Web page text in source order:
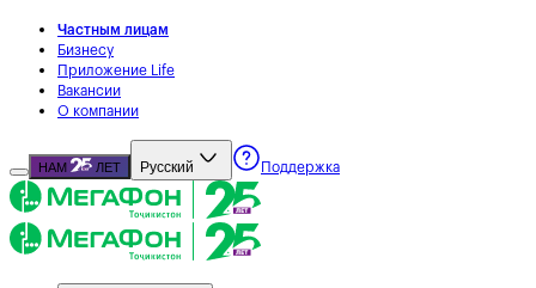
Частным лицам
Бизнесу
Приложение Life
Вакансии
О компании
НАМ ЛЕТ Русский Поддержка